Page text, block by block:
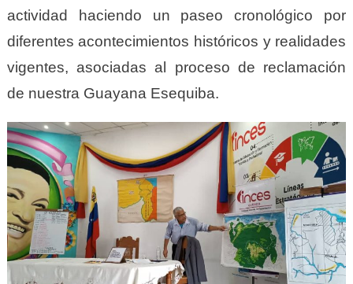
actividad haciendo un paseo cronológico por
diferentes acontecimientos históricos y realidades
vigentes, asociadas al proceso de reclamación
de nuestra Guayana Esequiba.